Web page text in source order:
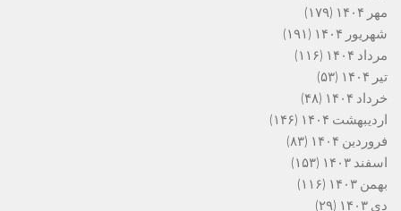
مهر ۱۴۰۴
(۱۷۹)
شهریور ۱۴۰۴
(۱۹۱)
مرداد ۱۴۰۴
(۱۱۶)
تیر ۱۴۰۴
(۵۳)
خرداد ۱۴۰۴
(۴۸)
اردیبهشت ۱۴۰۴
(۱۴۶)
فروردین ۱۴۰۴
(۸۳)
اسفند ۱۴۰۳
(۱۵۳)
بهمن ۱۴۰۳
(۱۱۶)
دی ۱۴۰۳
(۲۹)